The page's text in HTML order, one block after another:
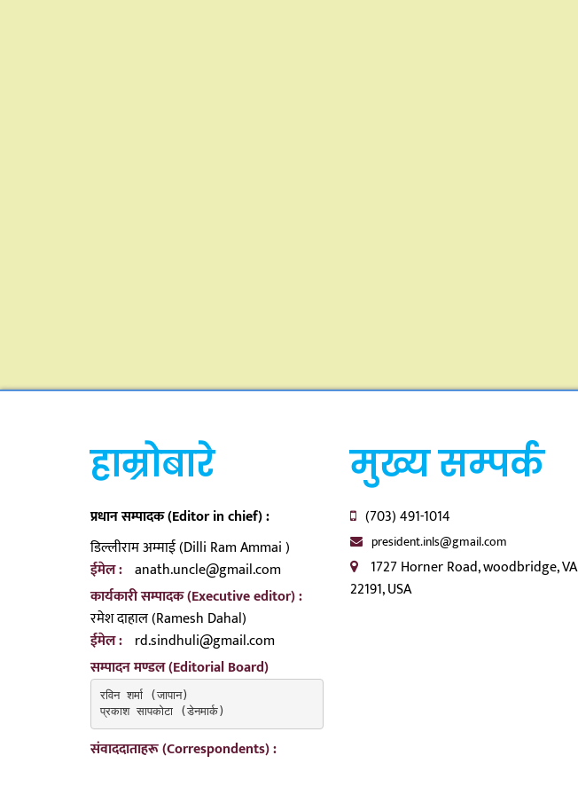
हाम्रोबारे
प्रधान सम्पादक (Editor in chief) :
डिल्लीराम अम्माई (Dilli Ram Ammai )
ईमेल : anath.uncle@gmail.com
कार्यकारी सम्पादक (Executive editor) :
रमेश दाहाल (Ramesh Dahal)
ईमेल : rd.sindhuli@gmail.com
सम्पादन मण्डल (Editorial Board)
रविन शर्मा (जापान)
प्रकाश सापकोटा (डेनमार्क)
संवाददाताहरू (Correspondents) :
मुख्य सम्पर्क
(703) 491-1014
president.inls@gmail.com
1727 Horner Road, woodbridge, VA
22191, USA